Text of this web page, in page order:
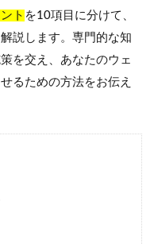
ト を10項目に分けて、
説します。専門的な知
を交え、あなたのウェ
るための方法をお伝え